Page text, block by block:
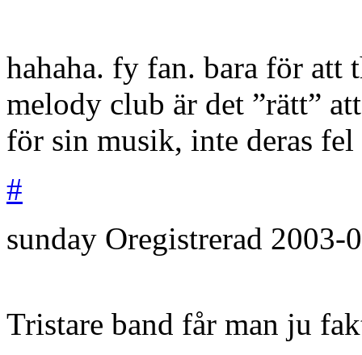
hahaha. fy fan. bara för att
melody club är det ”rätt”
för sin musik, inte deras
#
sunday Oregistrerad 2003-
Tristare band får man ju